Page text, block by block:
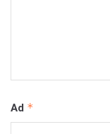
Ad *